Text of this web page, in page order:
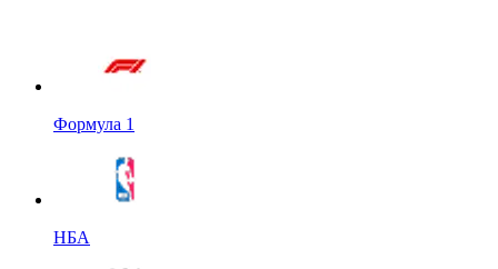
Формула 1
НБА